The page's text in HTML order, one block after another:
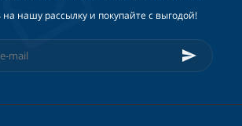
нашу рассылку и покупайте с выгодой!